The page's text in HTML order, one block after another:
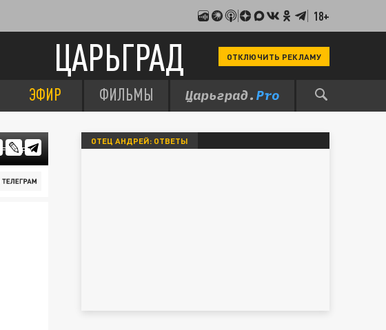
18+
ЦАРЬГРАД ОТКЛЮЧИТЬ РЕКЛАМУ
ЭФИР ФИЛЬМЫ
ОТЕЦ АНДРЕЙ: ОТВЕТЫ